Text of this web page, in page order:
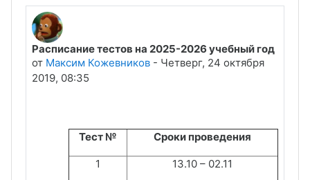
Расписание тестов на 2025-2026 учебный год
от Максим Кожевников - Четверг, 24 октября
2019, 08:35
Тест № Сроки проведения
1 13.10 – 02.11